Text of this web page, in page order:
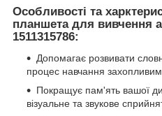
Особливості та
планшета для вивчення
1511315786:
Допомагає розвивати
процес навчання
Покращує пам'ять вашої
візуальне та звукове